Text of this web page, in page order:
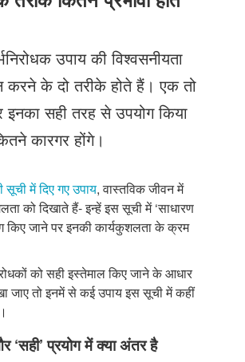
Just Poocho
उपाय की विश्वसनीयता
करने के दो तरीके होते हैं। एक तो
सही तरह से उपयोग किया
कारगर होंगे।
सूची में दिए गए उपाय, वास्तविक जीवन में
को दिखाते हैं- इन्हें इस सूची में ‘साधारण
किए जाने पर इनकी कार्यकुशलता के क्रम
को सही इस्तेमाल किए जाने के आधार
जाए तो इनमें से कई उपाय इस सूची में कहीं
‘सही’ प्रयोग में क्या अंतर है